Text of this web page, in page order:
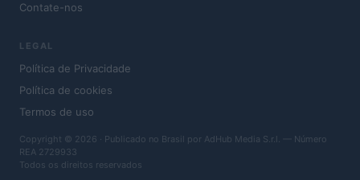
Contate-nos
LEGAL
Política de Privacidade
Política de cookies
Termos de uso
Copyright © 2026 · Publicado no Brasil por AdHub Media S.r.l. — Número
REA 2729933
Todos os direitos reservados